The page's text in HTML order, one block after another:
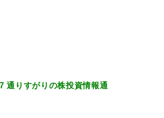
通りすがりの株投資情報通